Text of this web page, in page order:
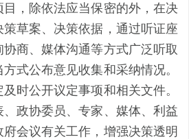
，除依法应当保密的外，在决
草案、决策依据，通过听证座
商、媒体沟通等方式广泛听取
式公布意见收集和采纳情况。
时公开议定事项和相关文件。
政协委员、专家、媒体、利益
会议有关工作，增强决策透明